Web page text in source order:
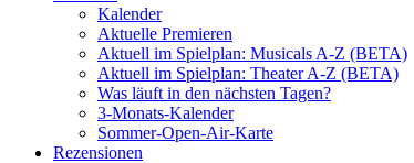
Kalender
Aktuelle Premieren
Aktuell im Spielplan: Musicals A-Z (BETA)
Aktuell im Spielplan: Theater A-Z (BETA)
Was läuft in den nächsten Tagen?
3-Monats-Kalender
Sommer-Open-Air-Karte
Rezensionen